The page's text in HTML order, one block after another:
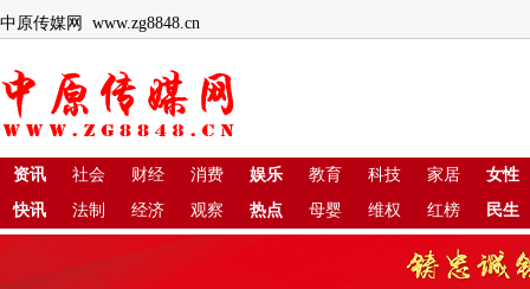
中原传媒网 www.zg8848.cn
资讯 社会 财经 消费 娱乐 教育 科技 家居
女性
快讯
法制 经济 观察 热点 母婴 维权 红榜 民生